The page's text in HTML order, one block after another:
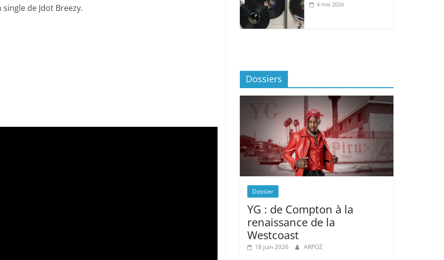
de Jdot Breezy. 4 mai 2026
Dossiers
Dossier
YG : de Compton à la
renaissance de la
Westcoast
18 juin 2026 ARPOZ